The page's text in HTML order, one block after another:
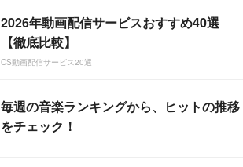
2026年動画配信サービスおすすめ40選
【徹底比較】
CS動画配信サービス20選
毎週の音楽ランキングから、ヒットの推移
をチェック！